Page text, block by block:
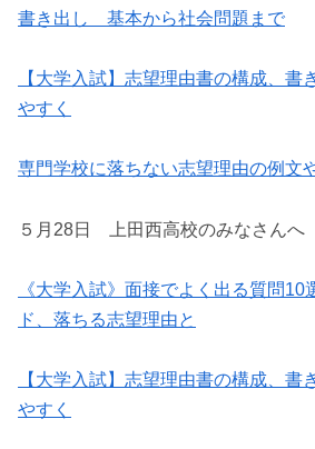
書き出し 基本から社会問題まで
【大学入試】志望理由書の構成、書
やすく
専門学校に落ちない志望理由の例文
５月28日 上田西高校のみなさんへ
《大学入試》面接でよく出る質問
ド、落ちる志望理由と
【大学入試】志望理由書の構成、書
やすく